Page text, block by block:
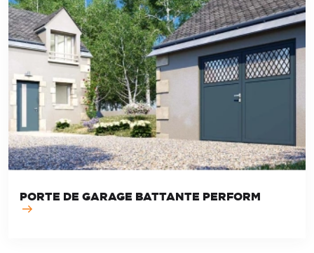
PORTE DE GARAGE BATTANTE PERFORM